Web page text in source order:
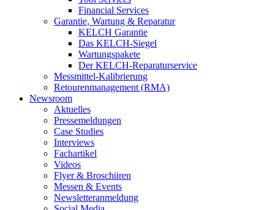
Financial Services
Garantie, Wartung & Reparatur
KELCH Garantie
Das KELCH-Siegel
Wartungspakete
Der KELCH-Reparaturservice
Messmittel-Kalibrierung
Retourenmanagement (RMA)
Newsroom
Aktuelles
Pressemeldungen
Case Studies
Interviews
Fachartikel
Videos
Flyer & Broschüren
Messen & Events
Newsletteranmeldung